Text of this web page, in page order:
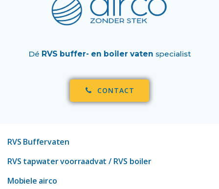
Dé RVS buffer- en boiler vaten specialist
CONTACT
RVS Buffervaten
RVS tapwater voorraadvat / RVS boiler
Mobiele airco